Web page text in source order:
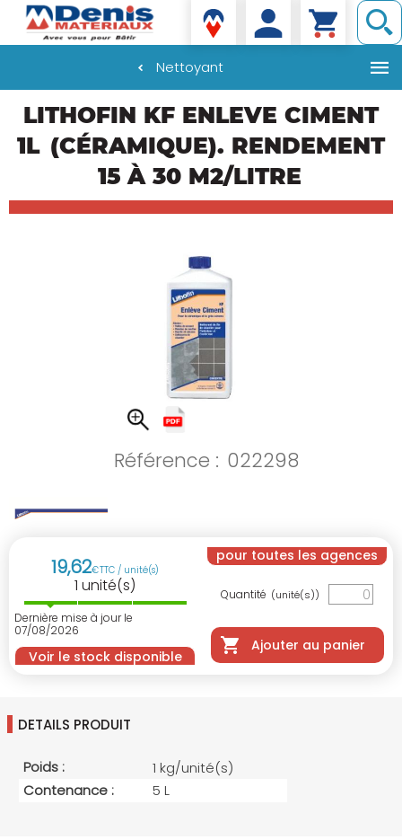
principal
Denis matériaux
Nettoyant
LITHOFIN KF ENLEVE CIMENT
1L (CÉRAMIQUE). RENDEMENT
15 À 30 M2/LITRE
Référence : 022298
19,62€TTC / unité(s)
1 unité(s)
Dernière mise à jour le
07/08/2026
Voir le stock disponible
pour toutes les agences
Quantité (unité(s))
Ajouter au panier
DETAILS PRODUIT
Poids :
1 kg/unité(s)
Contenance :
5 L